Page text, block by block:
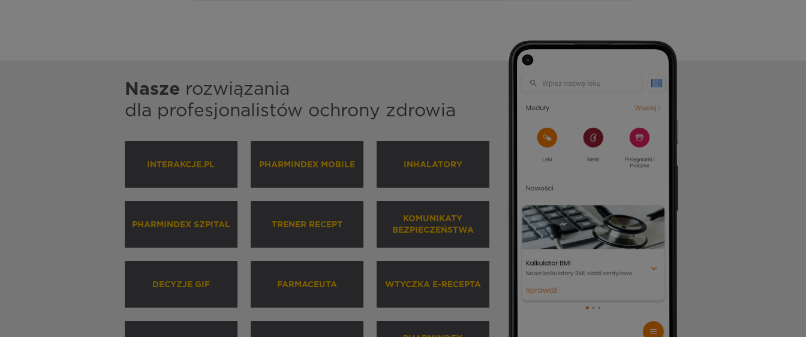
Nasze rozwiązania
dla profesjonalistów ochrony zdrowia
INTERAKCJE.PL PHARMINDEX MOBILE INHALATORY
PHARMINDEX SZPITAL TRENER RECEPT
KOMUNIKATY
BEZPIECZEŃSTWA
DECYZJE GIF FARMACEUTA WTYCZKA E-RECEPTA